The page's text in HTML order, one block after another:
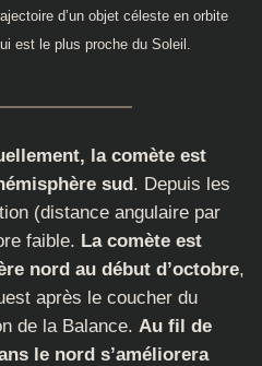
d’un objet céleste en orbite
est le plus proche du Soleil.
la comète est
sud. Depuis les
(distance angulaire par
faible. La comète est
nord au début d’octobre,
après le coucher du
de la Balance. Au fil de
le nord s’améliorera